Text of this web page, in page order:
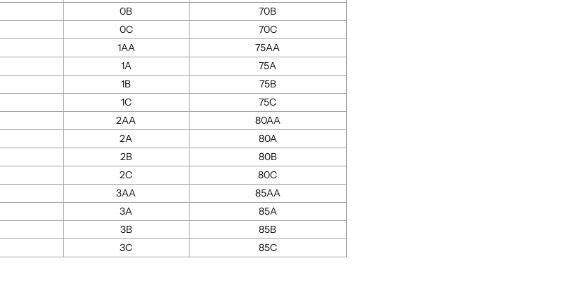
0B
70B
0C
70C
1AA
75AA
1A
75A
1B
75B
1C
75C
2AA
80AA
2A
80A
2B
80B
2C
80C
3AA
85AA
3A
85A
3B
85B
3C 85C